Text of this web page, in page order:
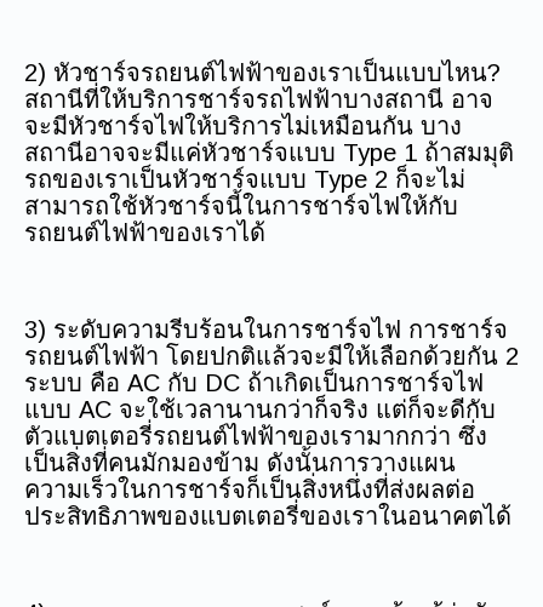
2) หัวชาร์จรถยนต์ไฟฟ้าของเราเป็นแบบไหน?
สถานีที่ให้บริการชาร์จรถไฟฟ้าบางสถานี อาจ
จะมีหัวชาร์จไฟให้บริการไม่เหมือนกัน บาง
สถานีอาจจะมีแค่หัวชาร์จแบบ Type 1 ถ้าสมมุติ
รถของเราเป็นหัวชาร์จแบบ Type 2 ก็จะไม่
สามารถใช้หัวชาร์จนี้ในการชาร์จไฟให้กับ
รถยนต์ไฟฟ้าของเราได้
3) ระดับความรีบร้อนในการชาร์จไฟ การชาร์จ
รถยนต์ไฟฟ้า โดยปกติแล้วจะมีให้เลือกด้วยกัน 2
ระบบ คือ AC กับ DC ถ้าเกิดเป็นการชาร์จไฟ
แบบ AC จะใช้เวลานานกว่าก็จริง แต่ก็จะดีกับ
ตัวแบตเตอรี่รถยนต์ไฟฟ้าของเรามากกว่า ซึ่ง
เป็นสิ่งที่คนมักมองข้าม ดังนั้นการวางแผน
ความเร็วในการชาร์จก็เป็นสิ่งหนึ่งที่ส่งผลต่อ
ประสิทธิภาพของแบตเตอรี่ของเราในอนาคตได้